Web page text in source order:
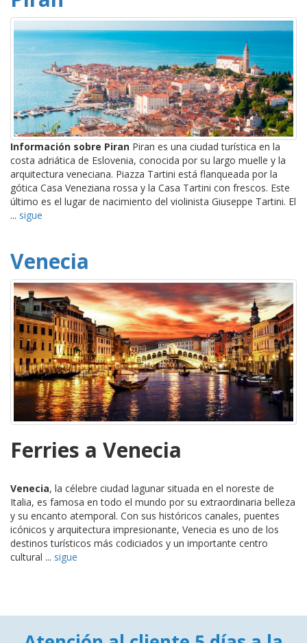
Información sobre Piran Piran es una ciudad turística en la
costa adriática de Eslovenia, conocida por su largo muelle y la
arquitectura veneciana. Piazza Tartini está flanqueada por la
gótica Casa Veneziana rossa y la Casa Tartini con frescos. Este
último es el lugar de nacimiento del violinista Giuseppe Tartini. El
... sigue
Venecia
Ferries a Venecia
Venecia, la célebre ciudad lagunar situada en el noreste de
Italia, es famosa en todo el mundo por su extraordinaria belleza
y su encanto atemporal. Con sus históricos canales, puentes
icónicos y arquitectura impresionante, Venecia es uno de los
destinos turísticos más codiciados y un importante centro
cultural ... sigue